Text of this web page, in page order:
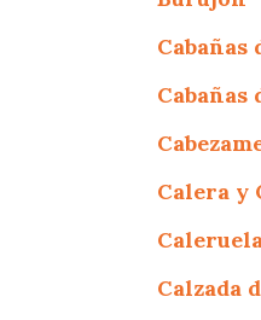
Cabañas
Cabañas
Calera y
Caleruela
Calzada